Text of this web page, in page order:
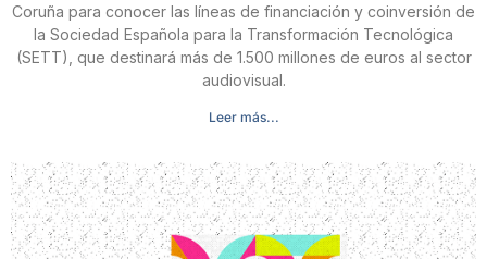
Coruña para conocer las líneas de financiación y coinversión de
la Sociedad Española para la Transformación Tecnológica
(SETT), que destinará más de 1.500 millones de euros al sector
audiovisual.
Leer más...